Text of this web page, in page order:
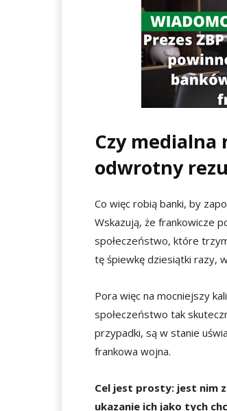
Czy
odwrotny
Co więc robią banki, by
Wskazują, że frankowicze
społeczeństwo, które
tę śpiewkę dziesiątki razy,
Pora więc na mocniejszy
społeczeństwo tak
przypadki, są w stanie
frankowa wojna.
Cel jest prosty: jest nim
ukazanie ich jako tych